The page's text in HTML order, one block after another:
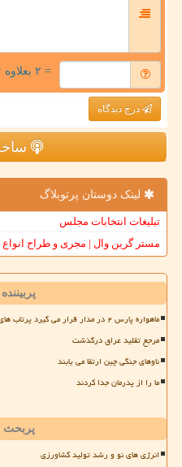
= ۲ بعلاوه ۴
درج دیدگاه
لینک دوستان پرتوبلاگ
تبلیغات انتخابات مجلس
مستر گرین وال | مجری و طراح انواع
ماهواره پارس ۲ در مدار قرار می گیرد پرتاب های منظومه سلیمانی در۱۴۰۵
مرجع تقلید عراق درگذشت
ناوهای جنگی چین ارتقا می یابند
ما را از پدرمان جدا کردند
پربحث
انرژی های نو و رشد تولید کشاورزی